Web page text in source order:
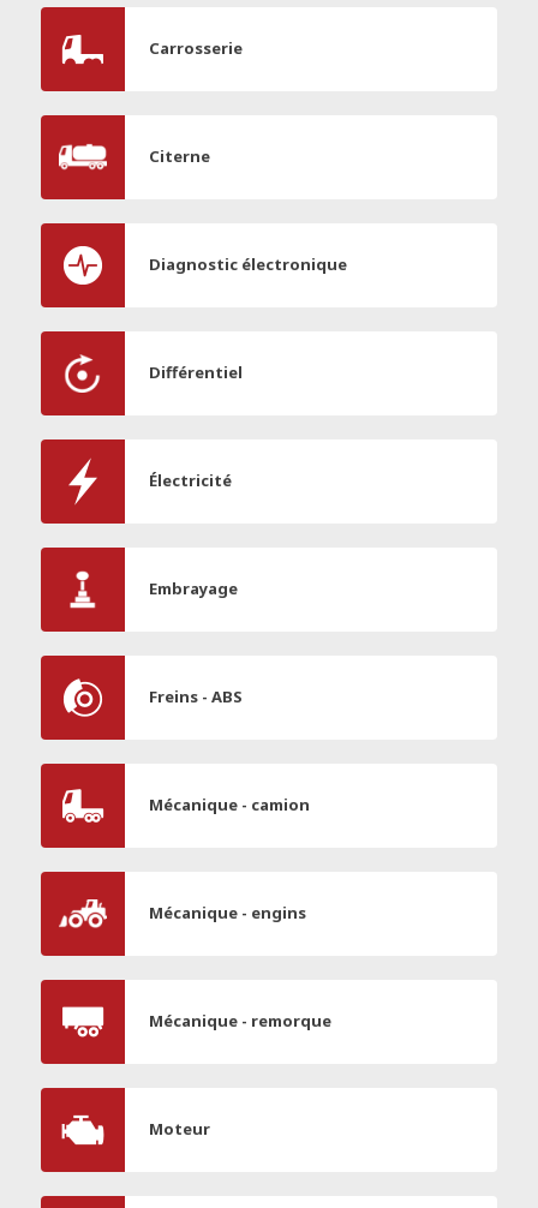
Carrosserie
Citerne
Diagnostic électronique
Différentiel
Électricité
Embrayage
Freins - ABS
Mécanique - camion
Mécanique - engins
Mécanique - remorque
Moteur